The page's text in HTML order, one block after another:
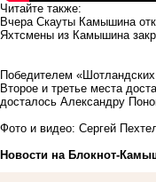
Читайте также:
Вчера Скауты Камышина
Яхтсмены из Камышина
Победителем «Шотландских
Второе и третье места
досталось Александру
Фото и видео: Сергей
Новости на Блoкнoт-